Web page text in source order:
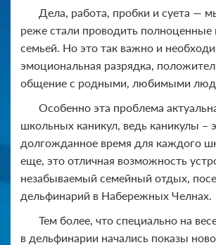
Дела, работа, пробки и суета —
реже стали проводить
семьей. Но это так важно и
эмоциональная разрядка,
общение с родными, любимыми
Особенно эта проблема
школьных каникул, ведь каникулы –
долгожданное время для каждого
еще, это отличная возможность
незабываемый семейный отдых,
дельфинарий в Набережных Челнах.
Тем более, что специально на
в дельфинарии начались показы